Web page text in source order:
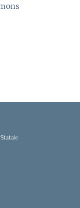
Statale